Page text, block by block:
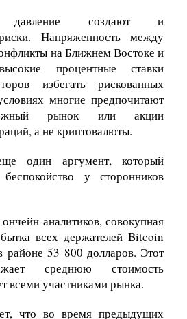
давление создают и
Напряженность между
на Ближнем Востоке и
процентные ставки
избегать рискованных
многие предпочитают
рынок или акции
а не криптовалюты.
один аргумент, который
у сторонников
аналитиков, совокупная
всех держателей Bitcoin
районе 53 800 долларов. Этот
среднюю стоимость
всеми участниками рынка.
что во время предыдущих